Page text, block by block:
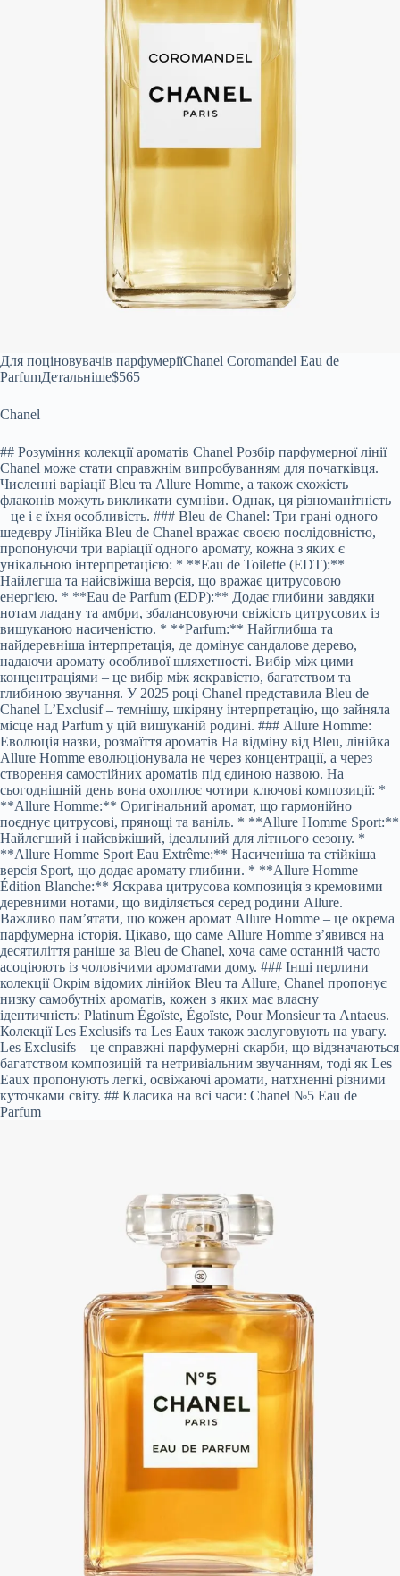
Для поціновувачів парфумеріїChanel Coromandel Eau de
ParfumДетальніше$565
Chanel
## Розуміння колекції ароматів Chanel Розбір парфумерної лінії
Chanel може стати справжнім випробуванням для початківця.
Численні варіації Bleu та Allure Homme, а також схожість
флаконів можуть викликати сумніви. Однак, ця різноманітність
– це і є їхня особливість. ### Bleu de Chanel: Три грані одного
шедевру Лінійка Bleu de Chanel вражає своєю послідовністю,
пропонуючи три варіації одного аромату, кожна з яких є
унікальною інтерпретацією: * **Eau de Toilette (EDT):**
Найлегша та найсвіжіша версія, що вражає цитрусовою
енергією. * **Eau de Parfum (EDP):** Додає глибини завдяки
нотам ладану та амбри, збалансовуючи свіжість цитрусових із
вишуканою насиченістю. * **Parfum:** Найглибша та
найдеревніша інтерпретація, де домінує сандалове дерево,
надаючи аромату особливої шляхетності. Вибір між цими
концентраціями – це вибір між яскравістю, багатством та
глибиною звучання. У 2025 році Chanel представила Bleu de
Chanel L’Exclusif – темнішу, шкіряну інтерпретацію, що зайняла
місце над Parfum у цій вишуканій родині. ### Allure Homme:
Еволюція назви, розмаїття ароматів На відміну від Bleu, лінійка
Allure Homme еволюціонувала не через концентрації, а через
створення самостійних ароматів під єдиною назвою. На
сьогоднішній день вона охоплює чотири ключові композиції: *
**Allure Homme:** Оригінальний аромат, що гармонійно
поєднує цитрусові, прянощі та ваніль. * **Allure Homme Sport:**
Найлегший і найсвіжіший, ідеальний для літнього сезону. *
**Allure Homme Sport Eau Extrême:** Насиченіша та стійкіша
версія Sport, що додає аромату глибини. * **Allure Homme
Édition Blanche:** Яскрава цитрусова композиція з кремовими
деревними нотами, що виділяється серед родини Allure.
Важливо пам’ятати, що кожен аромат Allure Homme – це окрема
парфумерна історія. Цікаво, що саме Allure Homme з’явився на
десятиліття раніше за Bleu de Chanel, хоча саме останній часто
асоціюють із чоловічими ароматами дому. ### Інші перлини
колекції Окрім відомих лінійок Bleu та Allure, Chanel пропонує
низку самобутніх ароматів, кожен з яких має власну
ідентичність: Platinum Égoïste, Égoïste, Pour Monsieur та Antaeus.
Колекції Les Exclusifs та Les Eaux також заслуговують на увагу.
Les Exclusifs – це справжні парфумерні скарби, що відзначаються
багатством композицій та нетривіальним звучанням, тоді як Les
Eaux пропонують легкі, освіжаючі аромати, натхненні різними
куточками світу. ## Класика на всі часи: Chanel №5 Eau de
Parfum